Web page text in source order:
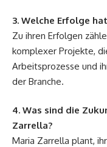
3. Welche Erfolge
Zu ihren Erfolgen
komplexer Projekte,
Arbeitsprozesse und
der Branche.
4. Was sind die
Zarrella?
Maria Zarrella plant,